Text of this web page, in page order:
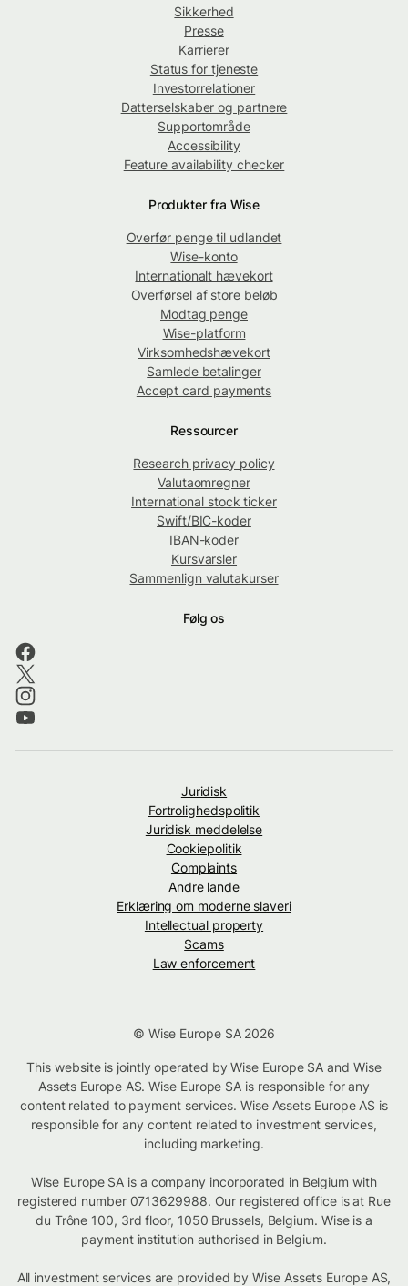
Sikkerhed
Presse
Karrierer
Status for tjeneste
Investorrelationer
Datterselskaber og partnere
Supportområde
Accessibility
Feature availability checker
Produkter fra Wise
Overfør penge til udlandet
Wise-konto
Internationalt hævekort
Overførsel af store beløb
Modtag penge
Wise-platform
Virksomhedshævekort
Samlede betalinger
Accept card payments
Ressourcer
Research privacy policy
Valutaomregner
International stock ticker
Swift/BIC-koder
IBAN-koder
Kursvarsler
Sammenlign valutakurser
Følg os
Juridisk
Fortrolighedspolitik
Juridisk meddelelse
Cookiepolitik
Complaints
Andre lande
Erklæring om moderne slaveri
Intellectual property
Scams
Law enforcement
© Wise Europe SA 2026
This website is jointly operated by Wise Europe SA and Wise
Assets Europe AS. Wise Europe SA is responsible for any
content related to payment services. Wise Assets Europe AS is
responsible for any content related to investment services,
including marketing.
Wise Europe SA is a company incorporated in Belgium with
registered number 0713629988. Our registered office is at Rue
du Trône 100, 3rd floor, 1050 Brussels, Belgium. Wise is a
payment institution authorised in Belgium.
All investment services are provided by Wise Assets Europe AS,